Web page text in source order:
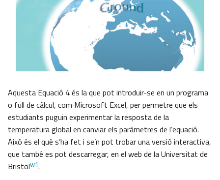
Aquesta Equació 4 és la que pot introduir-se en un programa
o full de càlcul, com Microsoft Excel, per permetre que els
estudiants puguin experimentar la resposta de la
temperatura global en canviar els paràmetres de l’equació.
Això és el què s’ha fet i se’n pot trobar una versió interactiva,
que també es pot descarregar, en el web de la Universitat de
Bristolw1.